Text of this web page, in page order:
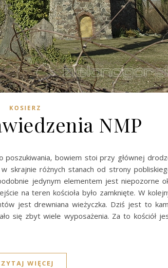
KOSIERZ
NMP
poszukiwania, bowiem stoi przy głównej
skrajnie różnych stanach od strony
jedynym elementem jest niepozorne
na teren kościoła było zamknięte. W
jest drewniana wieżyczka. Dziś jest to
się zbyt wiele wyposażenia. Za to kościół
WIĘCEJ